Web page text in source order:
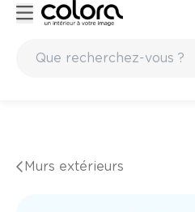
Murs extérieurs